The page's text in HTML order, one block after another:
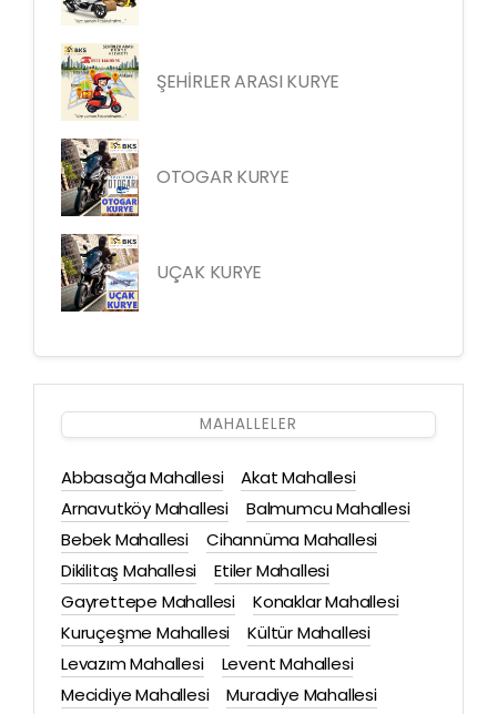
ŞEHİRLER ARASI KURYE
OTOGAR KURYE
UÇAK KURYE
MAHALLELER
Abbasağa Mahallesi
Akat Mahallesi
Arnavutköy Mahallesi
Balmumcu Mahallesi
Bebek Mahallesi
Cihannüma Mahallesi
Dikilitaş Mahallesi
Etiler Mahallesi
Gayrettepe Mahallesi
Konaklar Mahallesi
Kuruçeşme Mahallesi
Kültür Mahallesi
Levazım Mahallesi
Levent Mahallesi
Mecidiye Mahallesi
Muradiye Mahallesi